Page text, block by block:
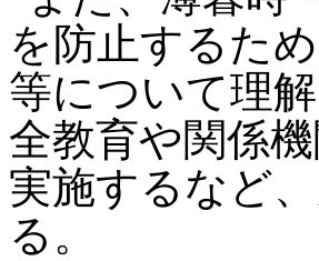
を防止するた
等について理
全教育や関係
実施するなど
る。